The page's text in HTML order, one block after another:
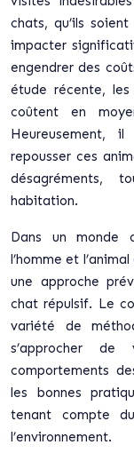
chats, qu’ils
impacter
engendrer des
étude récente,
coûtent en
Heureusement,
repousser ces
désagréments,
habitation.
Dans un monde
l’homme et
une approche
chat répulsif. Le
variété de
s’approcher
comportements
les bonnes
tenant compte
l’environnement.